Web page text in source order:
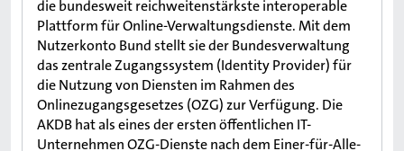
die bundesweit reichweitenstärkste interoperable
Plattform für Online-Verwaltungsdienste. Mit dem
Nutzerkonto Bund stellt sie der Bundesverwaltung
das zentrale Zugangssystem (Identity Provider) für
die Nutzung von Diensten im Rahmen des
Onlinezugangsgesetzes (OZG) zur Verfügung. Die
AKDB hat als eines der ersten öffentlichen IT-
Unternehmen OZG-Dienste nach dem Einer-für-Alle-